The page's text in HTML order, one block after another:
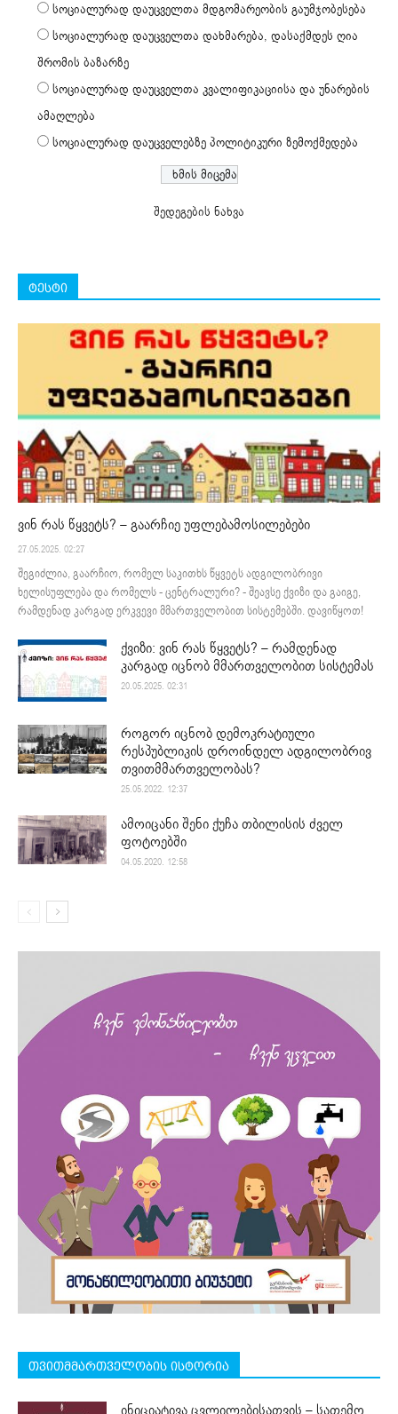
სოციალურად დაუცველთა მდგომარეობის გაუმჯობესება
სოციალურად დაუცველთა დახმარება, დასაქმდეს ღია
შრომის ბაზარზე
სოციალურად დაუცველთა კვალიფიკაციისა და უნარების
ამაღლება
სოციალურად დაუცველებზე პოლიტიკური ზემოქმედება
შედეგების ნახვა
ტესტი
ვინ რას წყვეტს? – გაარჩიე უფლებამოსილებები
27.05.2025. 02:27
შეგიძლია, გაარჩიო, რომელ საკითხს წყვეტს ადგილობრივი
ხელისუფლება და რომელს - ცენტრალური? - შეავსე ქვიზი და გაიგე,
რამდენად კარგად ერკვევი მმართველობით სისტემებში. დავიწყოთ!
ქვიზი: ვინ რას წყვეტს? – რამდენად
კარგად იცნობ მმართველობით სისტემას
20.05.2025. 02:31
როგორ იცნობ დემოკრატიული
რესპუბლიკის დროინდელ ადგილობრივ
თვითმმართველობას?
25.05.2022. 12:37
ამოიცანი შენი ქუჩა თბილისის ძველ
ფოტოებში
04.05.2020. 12:58
თვითმმართველობის ისტორია